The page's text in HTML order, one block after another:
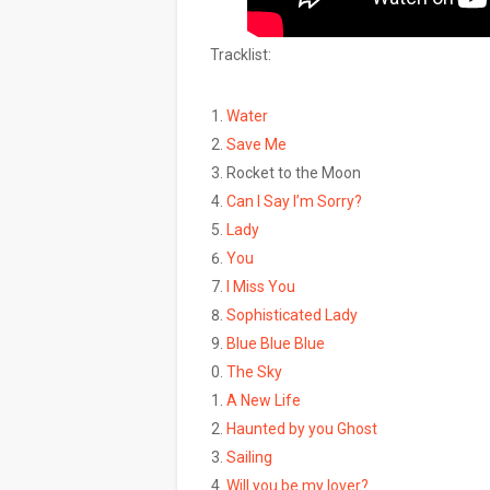
Tracklist:
Water
Save Me
Rocket to the Moon
Can I Say I’m Sorry?
Lady
You
I Miss You
Sophisticated Lady
Blue Blue Blue
The Sky
A New Life
Haunted by you Ghost
Sailing
Will you be my lover?